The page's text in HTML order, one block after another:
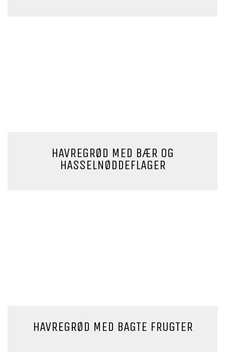
HAVREGRØD MED BÆR OG
HASSELNØDDEFLAGER
HAVREGRØD MED BAGTE FRUGTER